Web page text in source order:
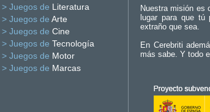
> Juegos de Literatura
> Juegos de Arte
> Juegos de Cine
> Juegos de Tecnología
> Juegos de Motor
> Juegos de Marcas
Nuestra misión es
lugar para que
extraño que sea.
En Cerebriti
más sabe. Y todo